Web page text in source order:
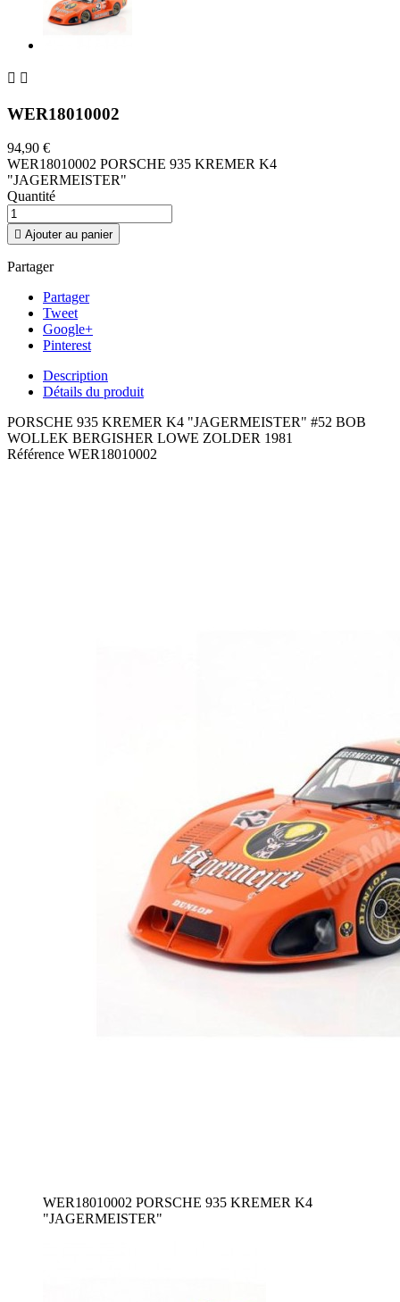
 
WER18010002
94,90 €
WER18010002 PORSCHE 935 KREMER K4
"JAGERMEISTER"
Quantité
 Ajouter au panier
Partager
Partager
Tweet
Google+
Pinterest
Description
Détails du produit
PORSCHE 935 KREMER K4 "JAGERMEISTER" #52 BOB
WOLLEK BERGISHER LOWE ZOLDER 1981
Référence WER18010002
WER18010002 PORSCHE 935 KREMER K4
"JAGERMEISTER"